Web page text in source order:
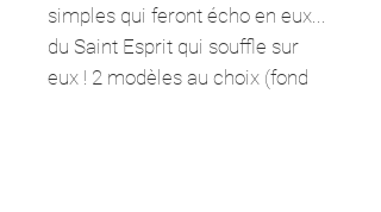
simples qui feront écho en eux...
du Saint Esprit qui souffle sur
eux ! 2 modèles au choix (fond